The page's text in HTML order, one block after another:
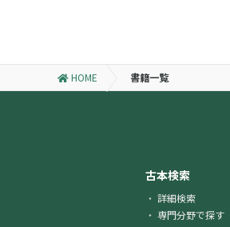
HOME 書籍一覧
古本検索
詳細検索
専門分野で探す